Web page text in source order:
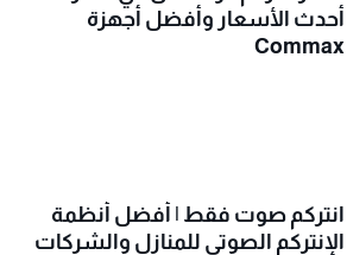
أحدث الأسعار وأفضل أجهزة
Commax
انتركم صوت فقط | أفضل أنظمة
الإنتركم الصوتي للمنازل والشركات